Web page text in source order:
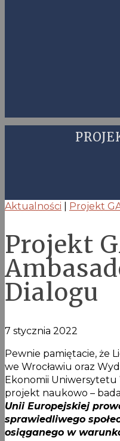
Aktualności Projekt
Projekt
Dialogu
7 stycznia 2022
Pewnie pamiętacie, że
we Wrocławiu oraz
Ekonomii Uniwersytetu
projekt naukowo –
Unii Europejskiej
sprawiedliwego
osiąganego w